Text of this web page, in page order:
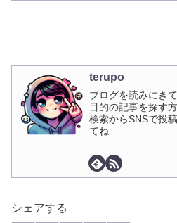
terupo
ブログを読みにき
目的の記事を探す
検索からSNSで投
てね
シェアする